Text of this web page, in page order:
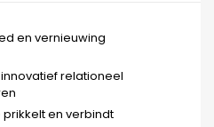
en vernieuwing
relationeel
prikkelt en verbindt